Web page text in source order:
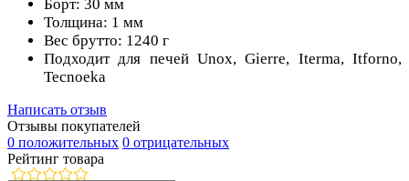
Борт: 30 мм
Толщина: 1 мм
Вес брутто: 1240 г
Подходит для печей Unox, Gierre, Iterma, Itforno,
Tecnoeka
Написать отзыв
Отзывы покупателей
0 положительных 0 отрицательных
Рейтинг товара